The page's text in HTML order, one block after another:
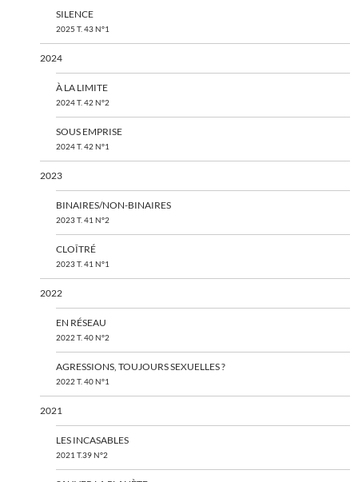
SILENCE
2025 T. 43 N°1
2024
À LA LIMITE
2024 T. 42 N°2
SOUS EMPRISE
2024 T. 42 N°1
2023
BINAIRES/NON-BINAIRES
2023 T. 41 N°2
CLOÎTRÉ
2023 T. 41 N°1
2022
EN RÉSEAU
2022 T. 40 N°2
AGRESSIONS, TOUJOURS SEXUELLES ?
2022 T. 40 N°1
2021
LES INCASABLES
2021 T.39 N°2